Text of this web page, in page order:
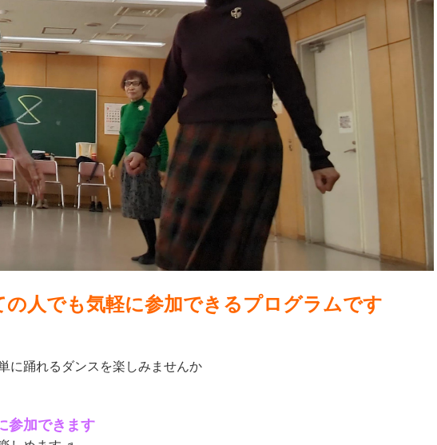
人でも気軽に参加できるプログラムです
れるダンスを楽しみませんか
参加できます